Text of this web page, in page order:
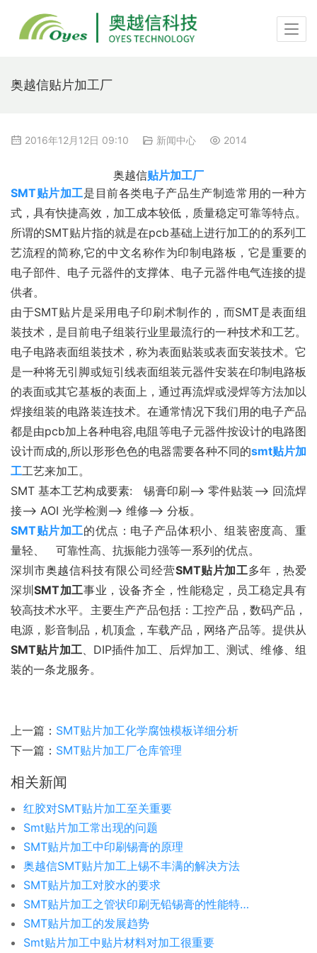
奥越信贴片加工厂
2016年12月12日 09:10 新闻中心 2014
奥越信贴片加工厂
SMT贴片加工是目前各类电子产品生产制造常用的一种方
式，具有快捷高效，加工成本较低，质量稳定可靠等特点。
所谓的SMT贴片指的就是在pcb基础上进行加工的的系列工
艺流程的简称,它的中文名称作为印制电路板，它是重要的
电子部件、电子元器件的支撑体、电子元器件电气连接的提
供者。
由于SMT贴片是采用电子印刷术制作的，而SMT是表面组
装技术，是目前电子组装行业里最流行的一种技术和工艺。
电子电路表面组装技术，称为表面贴装或表面安装技术。它
是一种将无引脚或短引线表面组装元器件安装在印制电路板
的表面或其它基板的表面上，通过再流焊或浸焊等方法加以
焊接组装的电路装连技术。在通常情况下我们用的电子产品
都是由pcb加上各种电容,电阻等电子元器件按设计的电路图
设计而成的,所以形形色色的电器需要各种不同的smt贴片加
工工艺来加工。
SMT 基本工艺构成要素:　锡膏印刷–> 零件贴装–> 回流焊
接–> AOI 光学检测–> 维修–> 分板。
SMT贴片加工的优点：电子产品体积小、组装密度高、重
量轻、　可靠性高、抗振能力强等一系列的优点。
深圳市奥越信科技有限公司经营SMT贴片加工多年，热爱
深圳SMT加工事业，设备齐全，性能稳定，员工稳定具有
较高技术水平。主要生产产品包括：工控产品，数码产品，
电源，影音制品，机顶盒，车载产品，网络产品等。提供从
SMT贴片加工、DIP插件加工、后焊加工、测试、维修、组
装的一条龙服务。
上一篇： SMT贴片加工化学腐蚀模板详细分析
下一篇： SMT贴片加工厂仓库管理
相关新闻
红胶对SMT贴片加工至关重要
Smt贴片加工常出现的问题
SMT贴片加工中印刷锡膏的原理
奥越信SMT贴片加工上锡不丰满的解决方法
SMT贴片加工对胶水的要求
SMT贴片加工之管状印刷无铅锡膏的性能特点
SMT贴片加工的发展趋势
Smt贴片加工中贴片材料对加工很重要